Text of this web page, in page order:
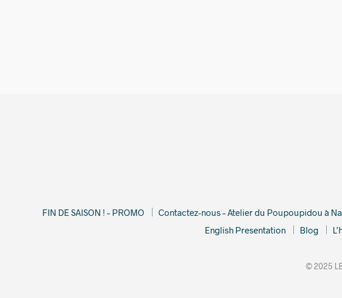
FIN DE SAISON ! – PROMO Contactez-nous – Atelier du Poupoupidou à
English Presentation
Blog
© 2025